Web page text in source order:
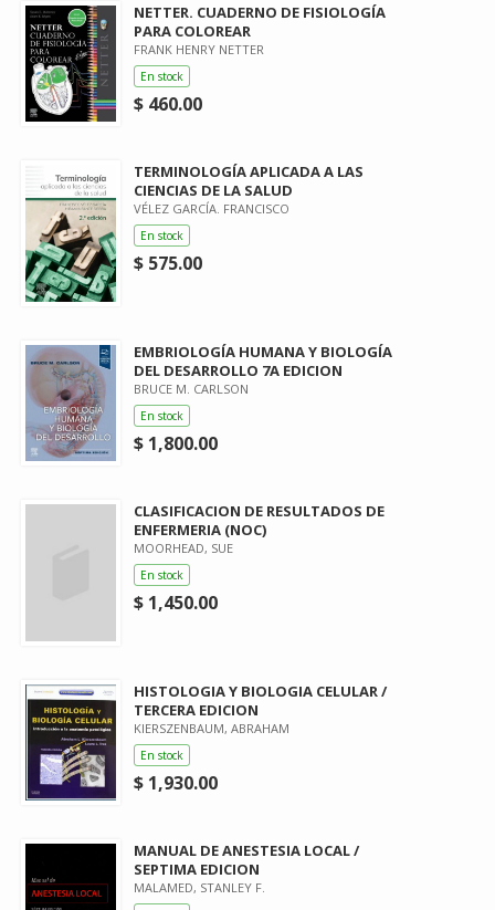
NETTER. CUADERNO DE FISIOLOGÍA
PARA COLOREAR
FRANK HENRY NETTER
En stock
$ 460.00
TERMINOLOGÍA APLICADA A LAS
CIENCIAS DE LA SALUD
VÉLEZ GARCÍA. FRANCISCO
En stock
$ 575.00
EMBRIOLOGÍA HUMANA Y BIOLOGÍA
DEL DESARROLLO 7A EDICION
BRUCE M. CARLSON
En stock
$ 1,800.00
CLASIFICACION DE RESULTADOS DE
ENFERMERIA (NOC)
MOORHEAD, SUE
En stock
$ 1,450.00
HISTOLOGIA Y BIOLOGIA CELULAR /
TERCERA EDICION
KIERSZENBAUM, ABRAHAM
En stock
$ 1,930.00
MANUAL DE ANESTESIA LOCAL /
SEPTIMA EDICION
MALAMED, STANLEY F.